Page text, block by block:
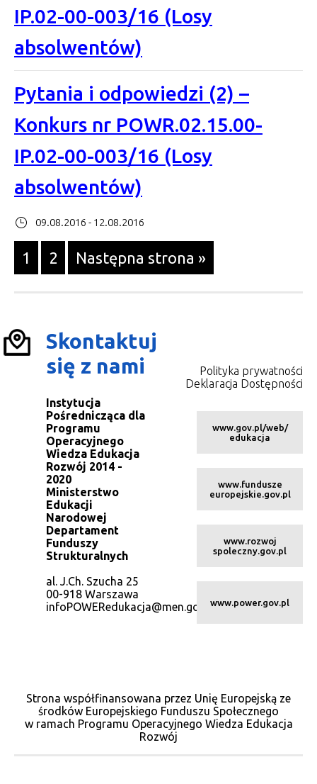
IP.02-00-003/16 (Losy
absolwentów)
Pytania i odpowiedzi (2) –
Konkurs nr POWR.02.15.00-
IP.02-00-003/16 (Losy
absolwentów)
09.08.2016 - 12.08.2016
Przejdź
1
Przejdź
2 Następna strona »
Skontaktuj
się z nami
Instytucja
Pośrednicząca dla
Programu
Operacyjnego
Wiedza Edukacja
Rozwój 2014 -
2020
Ministerstwo
Edukacji
Narodowej
Departament
Funduszy
Strukturalnych
al. J.Ch. Szucha 25
00-918 Warszawa
infoPOWERedukacja@men.gov.pl
Polityka prywatności
Deklaracja Dostępności
www.gov.pl/web/
edukacja
www.fundusze
europejskie.gov.pl
www.rozwoj
spoleczny.gov.pl
www.power.gov.pl
Strona współfinansowana przez Unię Europejską ze
środków Europejskiego Funduszu Społecznego
w ramach Programu Operacyjnego Wiedza Edukacja
Rozwój